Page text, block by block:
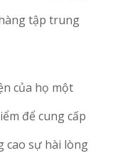
tập trung
của họ một
để cung cấp
cao sự hài lòng